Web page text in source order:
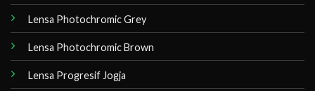
Lensa Photochromic Grey
Lensa Photochromic Brown
Lensa Progresif Jogja